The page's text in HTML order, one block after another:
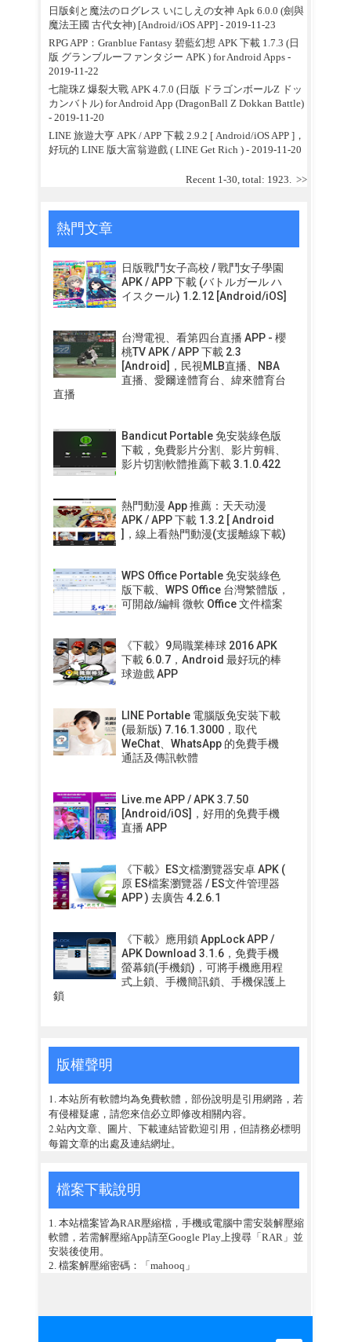
日版剣と魔法のログレス いにしえの女神 Apk 6.0.0 (劍與
魔法王國 古代女神) [Android/iOS APP]- 2019-11-23
RPG APP：Granblue Fantasy 碧藍幻想 APK 下載 1.7.3 (日
版 グランブルーファンタジー APK ) for Android Apps -
2019-11-22
七龍珠Z 爆裂大戰 APK 4.7.0 (日版 ドラゴンボールZ ドッ
カンバトル) for Android App (DragonBall Z Dokkan Battle)
- 2019-11-20
LINE 旅遊大亨 APK / APP 下載 2.9.2 [ Android/iOS APP ]，
好玩的 LINE 版大富翁遊戲 ( LINE Get Rich )- 2019-11-20
Recent 1-30, total: 1923. >>
熱門文章
日版戰鬥女子高校 / 戰鬥女子學園
APK / APP 下載 (バトルガール ハ
イスクール) 1.2.12 [Android/iOS]
台灣電視、看第四台直播 APP - 櫻
桃TV APK / APP 下載 2.3
[Android]，民視MLB直播、NBA
直播、愛爾達體育台、緯來體育台
直播
Bandicut Portable 免安裝綠色版
下載，免費影片分割、影片剪輯、
影片切割軟體推薦下載 3.1.0.422
熱門動漫 App 推薦：天天动漫
APK / APP 下載 1.3.2 [ Android
]，線上看熱門動漫(支援離線下載)
WPS Office Portable 免安裝綠色
版下載、WPS Office 台灣繁體版，
可開啟/編輯 微軟 Office 文件檔案
《下載》9局職業棒球 2016 APK
下載 6.0.7，Android 最好玩的棒
球遊戲 APP
LINE Portable 電腦版免安裝下載
(最新版) 7.16.1.3000，取代
WeChat、WhatsApp 的免費手機
通話及傳訊軟體
Live.me APP / APK 3.7.50
[Android/iOS]，好用的免費手機
直播 APP
《下載》ES文檔瀏覽器安卓 APK (
原 ES檔案瀏覽器 / ES文件管理器
APP ) 去廣告 4.2.6.1
《下載》應用鎖 AppLock APP /
APK Download 3.1.6，免費手機
螢幕鎖(手機鎖)，可將手機應用程
式上鎖、手機簡訊鎖、手機保護上
鎖
版權聲明
1. 本站所有軟體均為免費軟體，部份說明是引用網路，若
有侵權疑慮，請您來信必立即修改相關內容。
2.站內文章、圖片、下載連結皆歡迎引用，但請務必標明
每篇文章的出處及連結網址。
檔案下載說明
1. 本站檔案皆為RAR壓縮檔，手機或電腦中需安裝解壓縮
軟體，若需解壓縮App請至Google Play上搜尋「RAR」並
安裝後使用。
2. 檔案解壓縮密碼：「mahooq」